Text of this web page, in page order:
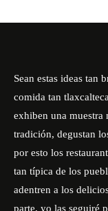
Sean estas ideas tan
comida tan
exhiben una muestra
tradición, degustan
por esto los
tan típica de los
adentren a los
parte, yo las seguiré